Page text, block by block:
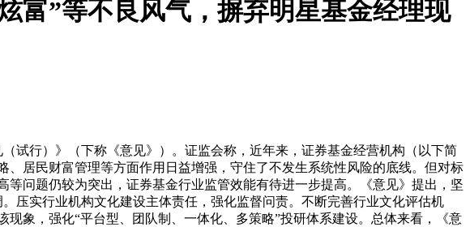
富”等不良风气，摒弃明星基金经理现
试行）》（下称《意见》）。证监会称，近年来，证券基金经营机构（以下简
居民财富管理等方面作用日益增强，守住了不发生系统性风险的底线。但对标
问题仍较为突出，证券基金行业监管效能有待进一步提高。《意见》提出，坚
压实行业机构文化建设主体责任，强化监督问责。不断完善行业文化评估机
象，强化“平台型、团队制、一体化、多策略”投研体系建设。总体来看，《意